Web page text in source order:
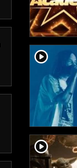
player2
player2